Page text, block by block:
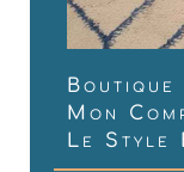
Boutique
Mon
Le Style